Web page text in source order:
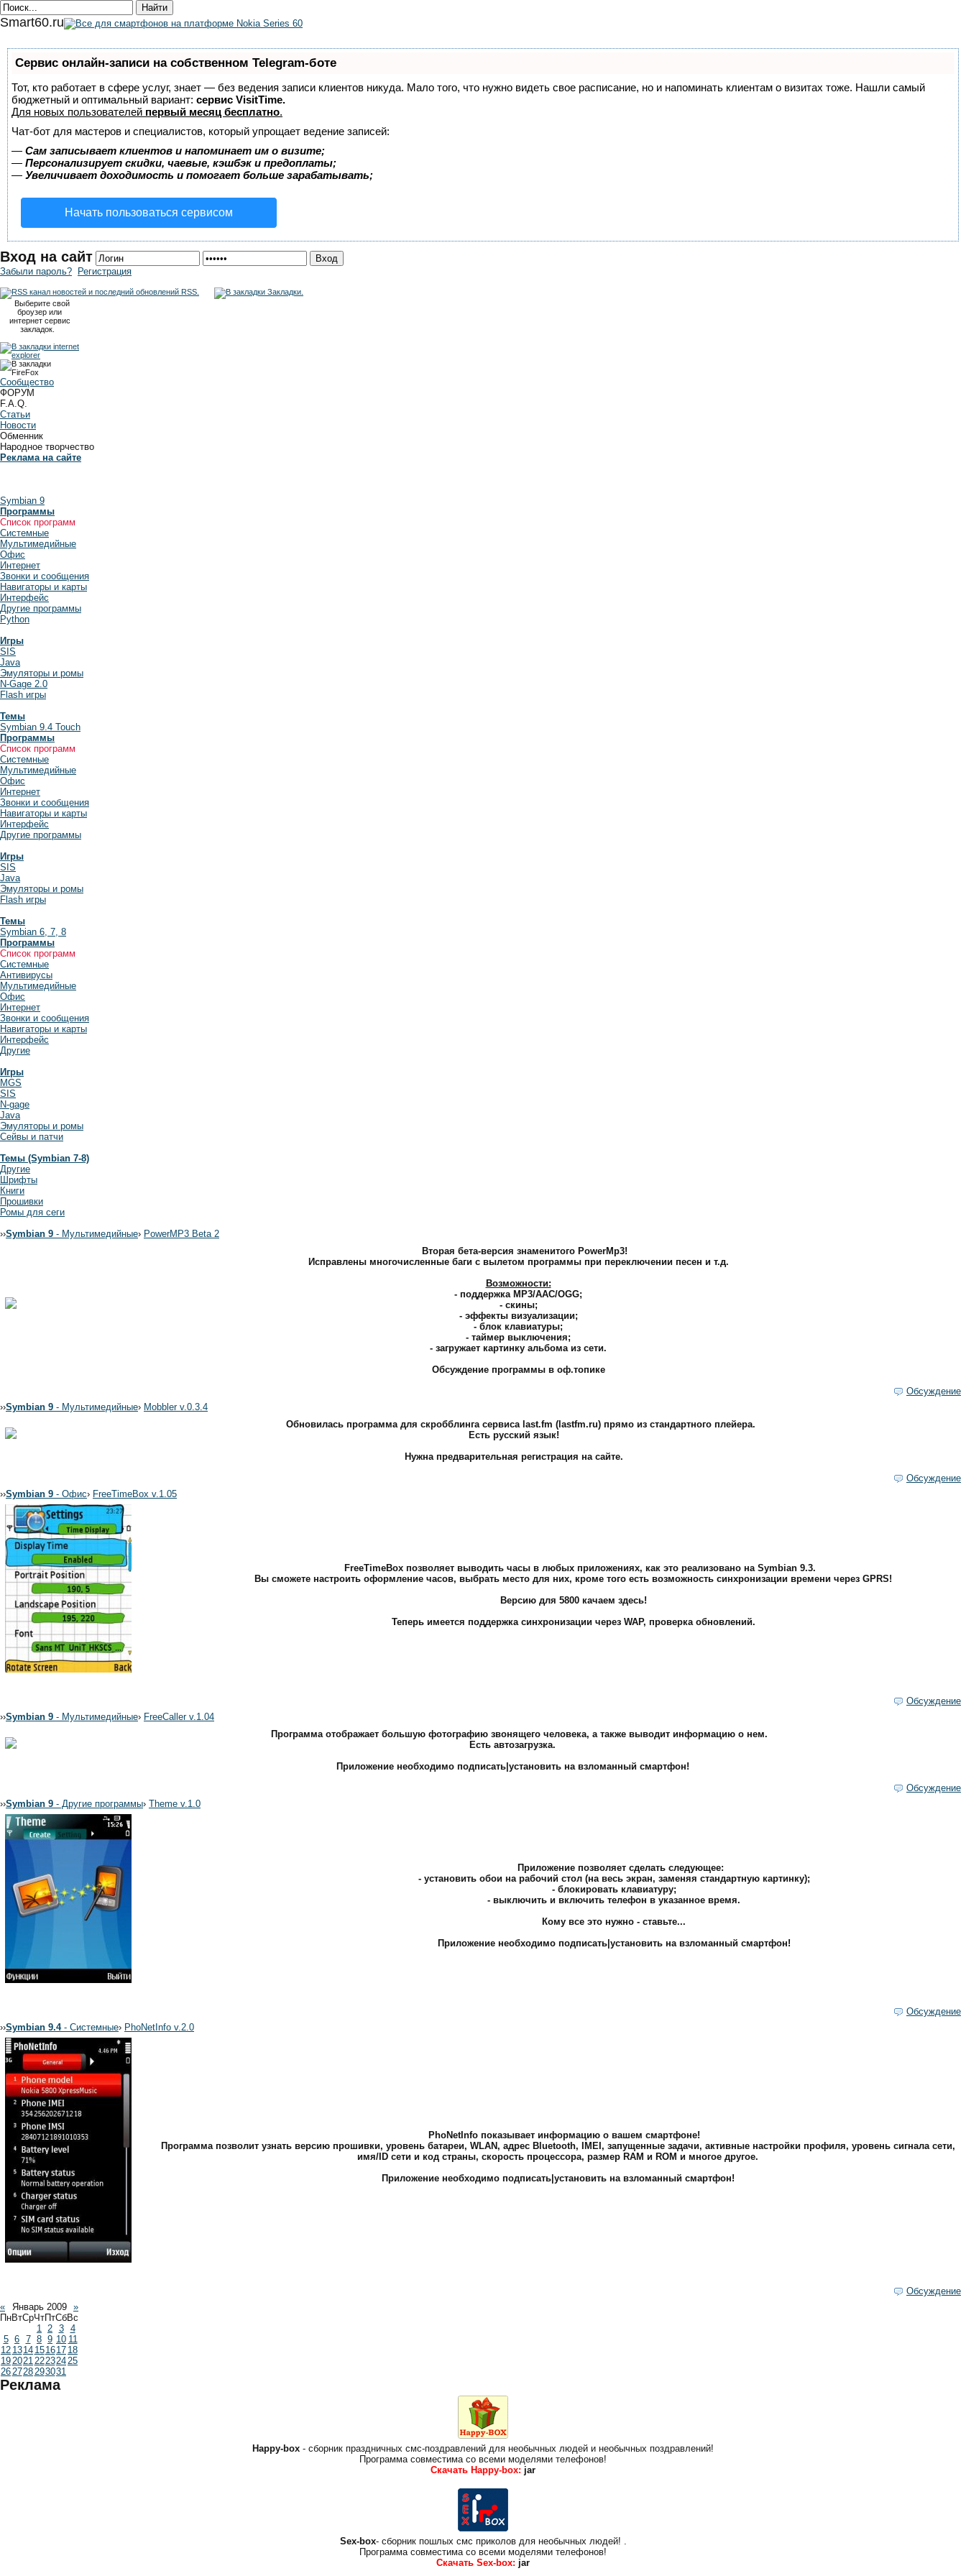
Smart60.ru
Сервис онлайн-записи на собственном Telegram-боте
Тот, кто работает в сфере услуг, знает — без ведения записи клиентов никуда. Мало того, что нужно видеть свое расписание, но и напоминать клиентам о визитах тоже. Нашли самый
бюджетный и оптимальный вариант: сервис VisitTime.
Для новых пользователей первый месяц бесплатно.
Чат-бот для мастеров и специалистов, который упрощает ведение записей:
— Сам записывает клиентов и напоминает им о визите;
— Персонализирует скидки, чаевые, кэшбэк и предоплаты;
— Увеличивает доходимость и помогает больше зарабатывать;
Начать пользоваться сервисом
Вход на сайт
Забыли пароль? Регистрация
RSS.
Закладки.
Выберите свой
броузер или
интернет сервис
закладок.
Сообщество
ФОРУМ
F.A.Q.
Статьи
Новости
Обменник
Народное творчество
Реклама на сайте
Symbian 9
Программы
Список программ
Системные
Мультимедийные
Офис
Интернет
Звонки и сообщения
Навигаторы и карты
Интерфейс
Другие программы
Python
Игры
SIS
Java
Эмуляторы и ромы
N-Gage 2.0
Flash игры
Темы
Symbian 9.4 Touch
Программы
Список программ
Системные
Мультимедийные
Офис
Интернет
Звонки и сообщения
Навигаторы и карты
Интерфейс
Другие программы
Игры
SIS
Java
Эмуляторы и ромы
Flash игры
Темы
Symbian 6, 7, 8
Программы
Список программ
Системные
Антивирусы
Мультимедийные
Офис
Интернет
Звонки и сообщения
Навигаторы и карты
Интерфейс
Другие
Игры
MGS
SIS
N-gage
Java
Эмуляторы и ромы
Сейвы и патчи
Темы (Symbian 7-8)
Другие
Шрифты
Книги
Прошивки
Ромы для сеги
››Symbian 9 - Мультимедийные› PowerMP3 Beta 2
Вторая бета-версия знаменитого PowerMp3!
Исправлены многочисленные баги с вылетом программы при переключении песен и т.д.
Возможности:
- поддержка MP3/AAC/OGG;
- скины;
- эффекты визуализации;
- блок клавиатуры;
- таймер выключения;
- загружает картинку альбома из сети.
Обсуждение программы в оф.топике
Обсуждение
››Symbian 9 - Мультимедийные› Mobbler v.0.3.4
Обновилась программа для скробблинга сервиса last.fm (lastfm.ru) прямо из стандартного плейера.
Есть русский язык!
Нужна предварительная регистрация на сайте.
Обсуждение
››Symbian 9 - Офис› FreeTimeBox v.1.05
FreeTimeBox позволяет выводить часы в любых приложениях, как это реализовано на Symbian 9.3.
Вы сможете настроить оформление часов, выбрать место для них, кроме того есть возможность синхронизации времени через GPRS!
Версию для 5800 качаем здесь!
Теперь имеется поддержка синхронизации через WAP, проверка обновлений.
Обсуждение
››Symbian 9 - Мультимедийные› FreeCaller v.1.04
Программа отображает большую фотографию звонящего человека, а также выводит информацию о нем.
Есть автозагрузка.
Приложение необходимо подписать|установить на взломанный смартфон!
Обсуждение
››Symbian 9 - Другие программы› Theme v.1.0
Приложение позволяет сделать следующее:
- установить обои на рабочий стол (на весь экран, заменяя стандартную картинку);
- блокировать клавиатуру;
- выключить и включить телефон в указанное время.
Кому все это нужно - ставьте...
Приложение необходимо подписать|установить на взломанный смартфон!
Обсуждение
››Symbian 9.4- Системные› PhoNetInfo v.2.0
PhoNetInfo показывает информацию о вашем смартфоне!
Программа позволит узнать версию прошивки, уровень батареи, WLAN, адрес Bluetooth, IMEI, запущенные задачи, активные настройки профиля, уровень сигнала сети,
имя/ID сети и код страны, скорость процессора, размер RAM и ROM и многое другое.
Приложение необходимо подписать|установить на взломанный смартфон!
Обсуждение
«
Январь 2009
»
ПнВтСрЧтПтСбВс
1 2 3
4
5 6 7 8 9 10 11
12 1314 151617 18
19202122232425
262728293031
Реклама
Happy-box - сборник праздничных смс-поздравлений для необычных людей и необычных поздравлений!
Программа совместима со всеми моделями телефонов!
Скачать Happy-box: jar
Sex-box- сборник пошлых смс приколов для необычных людей! .
Программа совместима со всеми моделями телефонов!
Скачать Sex-box: jar